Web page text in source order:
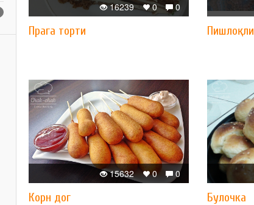
0
0
16239
Прага торти
0
0
15632
Корн дог Булочка